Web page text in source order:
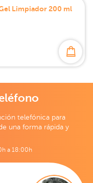
Limpiador 200 ml
telefónica para
una forma rápida y
a 18:00h